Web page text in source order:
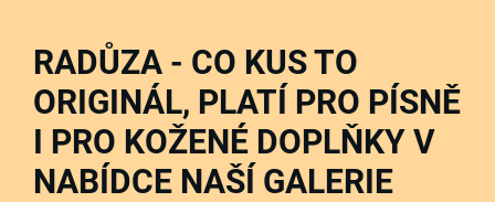
RADŮZA - CO KUS TO
ORIGINÁL, PLATÍ PRO PÍSNĚ
I PRO KOŽENÉ DOPLŇKY V
NABÍDCE NAŠÍ GALERIE